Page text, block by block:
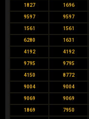
1827 1696
9597 9597
1561 1561
6280 1631
4192 4192
9795 9795
4150 8772
9004 9004
9069 9069
1869 7950